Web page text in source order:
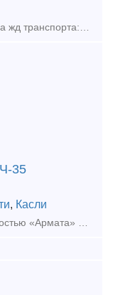
35
, Касли